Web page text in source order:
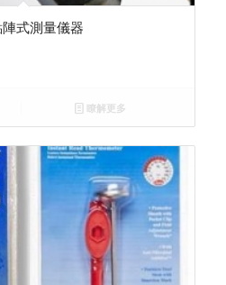
陣式測量儀器
瞭解更多